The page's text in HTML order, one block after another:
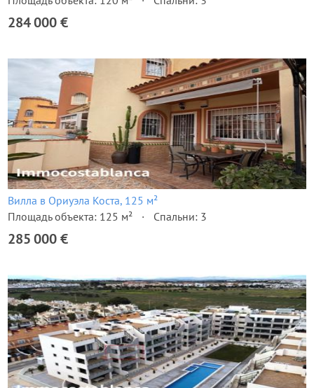
284 000 €
Вилла в Ориуэла Коста, 125 м²
Площадь объекта: 125 м²
Спальни: 3
285 000 €